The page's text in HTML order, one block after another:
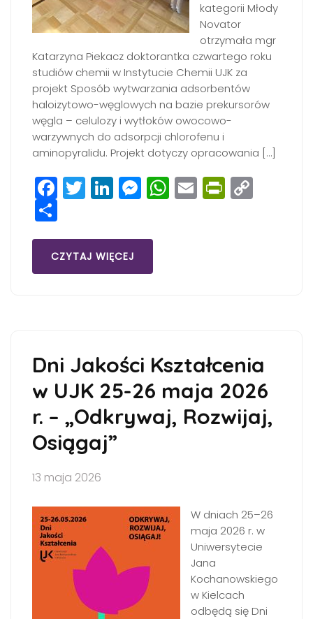
kategorii Młody
Novator
otrzymała mgr
Katarzyna Piekacz doktorantka czwartego roku
studiów chemii w Instytucie Chemii UJK za
projekt Sposób wytwarzania adsorbentów
haloizytowo-węglowych na bazie prekursorów
węgla – celulozy i wytłoków owocowo-
warzywnych do adsorpcji chlorofenu i
aminopyralidu. Projekt dotyczy opracowania […]
Facebook
Twitter
LinkedIn
Messenger
WhatsApp
Email
Share
CZYTAJ WIĘCEJ
Dni Jakości Kształcenia
w UJK 25-26 maja 2026
r. – „Odkrywaj, Rozwijaj,
Osiągaj”
13 maja 2026
W dniach 25–26
maja 2026 r. w
Uniwersytecie
Jana
Kochanowskiego
w Kielcach
odbędą się Dni